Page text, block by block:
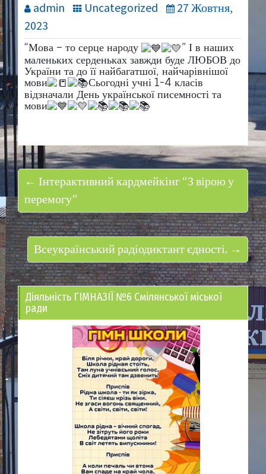
admin Uncategorized
27 Жовтня,
2023
“Мова – то серце народу
” І в наших
маленьких серденьках завжди буде ЛЮБОВ до
України та до її найбагатшої, найчарівнішої
мови
Сьогодні учні 1-4 класів
відзначали День української писемності та
мови
← Інтерактивний кардмейкінг “З вірою у
перемогу”
Всеукраїнський радіодиктант єдності. →
Діяльність ГІМНАЗІЇ №6 Смілянської міської
ради